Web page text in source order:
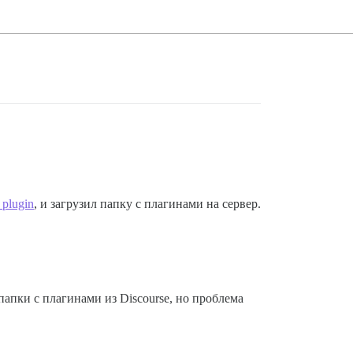
plugin, и загрузил папку с плагинами на сервер.
с плагинами из Discourse, но проблема